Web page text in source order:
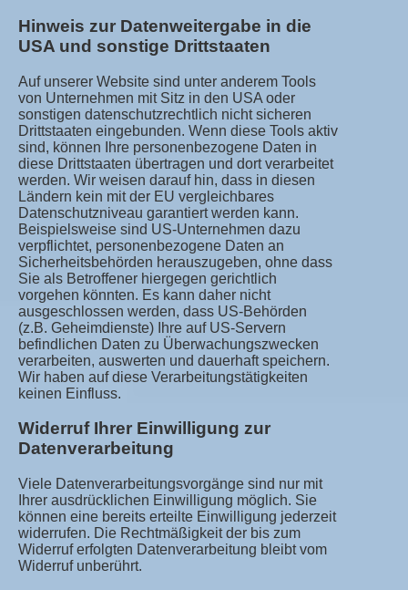
Hinweis zur Datenweitergabe in die
USA und sonstige Drittstaaten
Auf unserer Website sind unter anderem Tools
von Unternehmen mit Sitz in den USA oder
sonstigen datenschutzrechtlich nicht sicheren
Drittstaaten eingebunden. Wenn diese Tools aktiv
sind, können Ihre personenbezogene Daten in
diese Drittstaaten übertragen und dort verarbeitet
werden. Wir weisen darauf hin, dass in diesen
Ländern kein mit der EU vergleichbares
Datenschutzniveau garantiert werden kann.
Beispielsweise sind US-Unternehmen dazu
verpflichtet, personenbezogene Daten an
Sicherheitsbehörden herauszugeben, ohne dass
Sie als Betroffener hiergegen gerichtlich
vorgehen könnten. Es kann daher nicht
ausgeschlossen werden, dass US-Behörden
(z.B. Geheimdienste) Ihre auf US-Servern
befindlichen Daten zu Überwachungszwecken
verarbeiten, auswerten und dauerhaft speichern.
Wir haben auf diese Verarbeitungstätigkeiten
keinen Einfluss.
Widerruf Ihrer Einwilligung zur
Datenverarbeitung
Viele Datenverarbeitungsvorgänge sind nur mit
Ihrer ausdrücklichen Einwilligung möglich. Sie
können eine bereits erteilte Einwilligung jederzeit
widerrufen. Die Rechtmäßigkeit der bis zum
Widerruf erfolgten Datenverarbeitung bleibt vom
Widerruf unberührt.